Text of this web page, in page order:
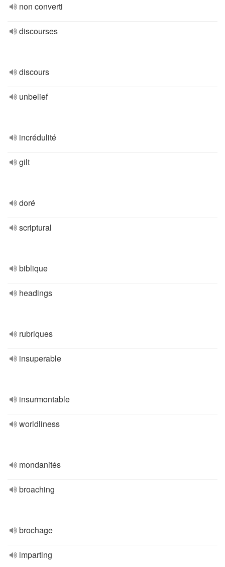
non converti
discourses
discours
unbelief
incrédulité
gilt
doré
scriptural
biblique
headings
rubriques
insuperable
insurmontable
worldliness
mondanités
broaching
brochage
imparting